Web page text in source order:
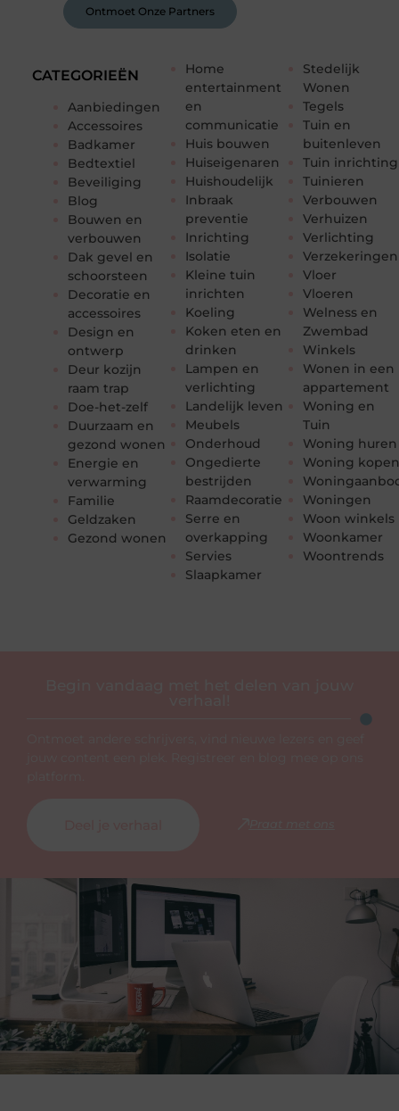
CATEGORIEËN
Aanbiedingen
Accessoires
Badkamer
Bedtextiel
Beveiliging
Blog
Bouwen en
verbouwen
Dak gevel en
schoorsteen
Decoratie en
accessoires
Design en
ontwerp
Deur kozijn
raam trap
Doe-het-zelf
Duurzaam en
gezond wonen
Energie en
verwarming
Familie
Geldzaken
Gezond wonen
Home
entertainment
en
communicatie
Huis bouwen
Huiseigenaren
Huishoudelijk
Inbraak
preventie
Inrichting
Isolatie
Kleine tuin
inrichten
Koeling
Koken eten en
drinken
Lampen en
verlichting
Landelijk leven
Meubels
Onderhoud
Ongedierte
bestrijden
Raamdecoratie
Serre en
overkapping
Servies
Slaapkamer
Stedelijk
Wonen
Tegels
Tuin en
buitenleven
Tuin inrichting
Tuinieren
Verbouwen
Verhuizen
Verlichting
Verzekeringen
Vloer
Vloeren
Welness en
Zwembad
Winkels
Wonen in een
appartement
Woning en
Tuin
Woning huren
Woning
Woningen
Woon winkels
Woonkamer
Woontrends
Ontmoet Onze Partners